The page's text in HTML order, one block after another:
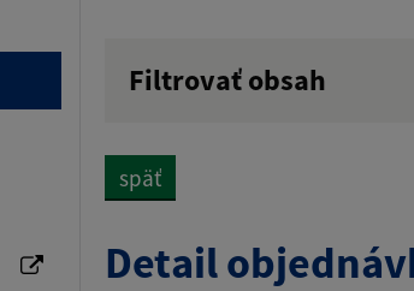
Filtrovať obsah
späť
Detail